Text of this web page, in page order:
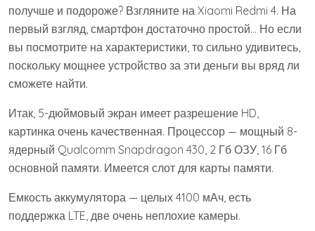
получше и подороже? Взгляните на Xiaomi Redmi 4. На
первый взгляд, смартфон достаточно простой… Но если
вы посмотрите на характеристики, то сильно удивитесь,
поскольку мощнее устройство за эти деньги вы вряд ли
сможете найти.
Итак, 5-дюймовый экран имеет разрешение HD,
картинка очень качественная. Процессор — мощный 8-
ядерный Qualcomm Snapdragon 430, 2 Гб ОЗУ, 16 Гб
основной памяти. Имеется слот для карты памяти.
Емкость аккумулятора — целых 4100 мАч, есть
поддержка LTE, две очень неплохие камеры.